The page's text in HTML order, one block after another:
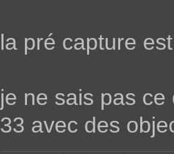
la pré capture
je ne sais pas
33 avec des